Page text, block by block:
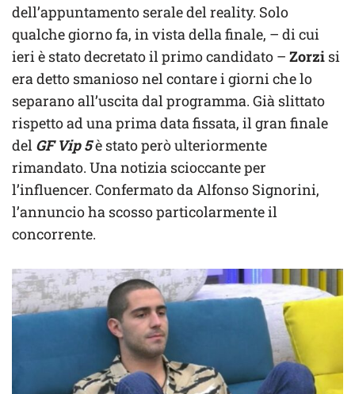
dell’appuntamento serale del reality. Solo
qualche giorno fa, in vista della finale, – di cui
ieri è stato decretato il primo candidato – Zorzi si
era detto smanioso nel contare i giorni che lo
separano all’uscita dal programma. Già slittato
rispetto ad una prima data fissata, il gran finale
del GF Vip 5è stato però ulteriormente
rimandato. Una notizia scioccante per
l’influencer. Confermato da Alfonso Signorini,
l’annuncio ha scosso particolarmente il
concorrente.